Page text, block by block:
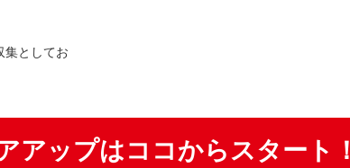
集としてお
アップはココからスタート！